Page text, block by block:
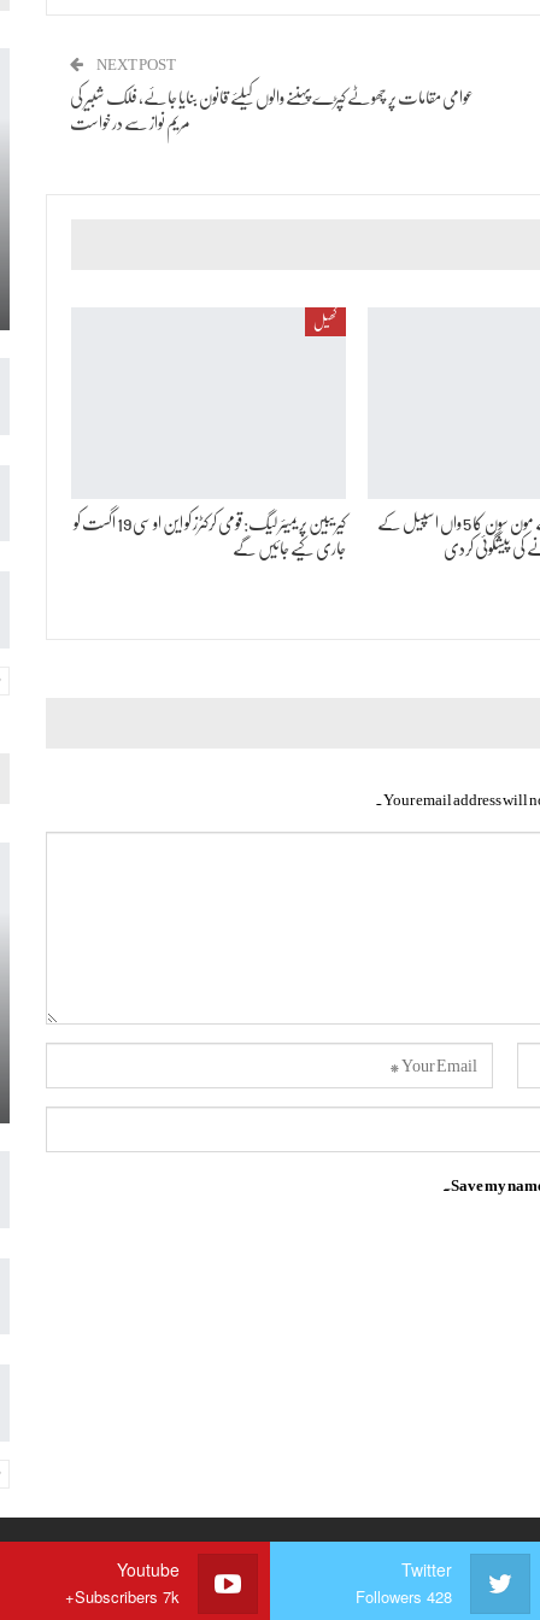
NEXT POST
عوامی مقامات پر چھوٹے کپڑے پہننے والوں کیلئے قانون بنایا جائے، فلک شبیر کی
مریم نواز سے درخواست
پی ڈی ایم اے نے مون سون کا 5 واں اسپیل کے
پیشگوئی کردی
کھیل
کیریبین پریمیئر لیگ: قومی کرکٹرز کو این او سی 19 اگست کو
جاری کیے جائیں گے
Your email address will
Save my
Twitter
Followers 428
Youtube
Subscribers 7k+